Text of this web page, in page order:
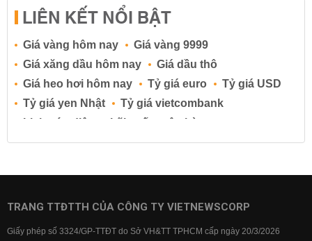
LIÊN KẾT NỔI BẬT
Giá vàng hôm nay
Giá vàng 9999
Giá xăng dầu hôm nay
Giá dầu thô
Giá heo hơi hôm nay
Tỷ giá euro
Tỷ giá USD
Tỷ giá yen Nhật
Tỷ giá vietcombank
Lịch cúp điện
Lãi suất ngân hàng
Lãi suất tiết kiệm
Lãi suất tiền gửi
Lãi suất ngân hàng BIDV
TRANG TTĐTTH CỦA CÔNG TY VIETNEWSCORP
Giấy phép số 3324/GP-TTĐT do Sở VH&TT TPHCM cấp ngày 20/3/2026